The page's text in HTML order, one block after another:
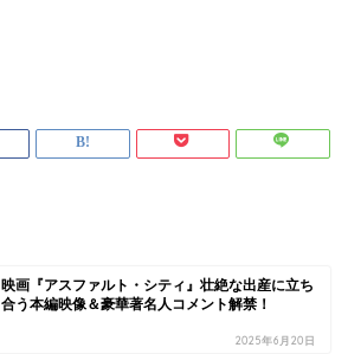
映画『アスファルト・シティ』壮絶な出産に立ち
合う本編映像＆豪華著名人コメント解禁！
2025年6月20日